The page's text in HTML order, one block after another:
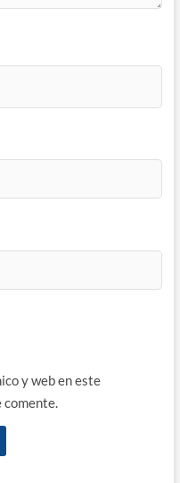
y web en este
comente.